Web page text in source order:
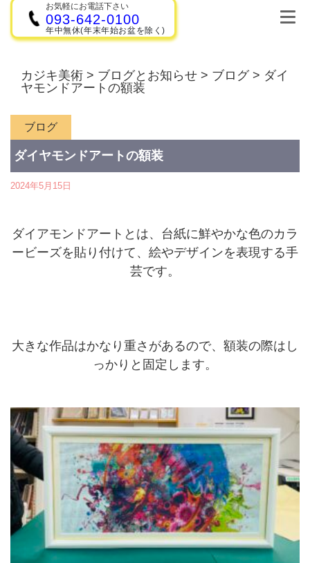
お気軽にお電話下さい
093-642-0100
年中無休(年末年始お盆を除く)
カジキ美術 > ブログとお知らせ > ブログ> ダイ
ヤモンドアートの額装
ブログ
ダイヤモンドアートの額装
2024年5月15日
ダイアモンドアートとは、台紙に鮮やかな色のカラ
ービーズを貼り付けて、絵やデザインを表現する手
芸です。
大きな作品はかなり重さがあるので、額装の際はし
っかりと固定します。